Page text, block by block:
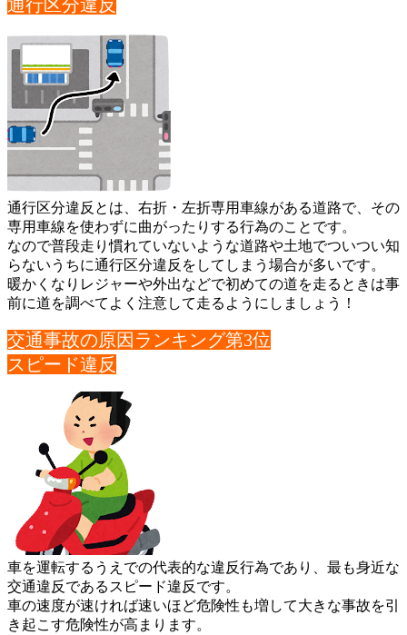
通行区分違反
通行区分違反とは、右折・左折専用車線がある道路で、その
専用車線を使わずに曲がったりする行為のことです。
なので普段走り慣れていないような道路や土地でついつい知
らない うちに通行区分違反をしてしまう場合が多いです。
暖かくなりレジャーや外出などで初めての道を走るときは事
前に道を調べてよく注意して走るようにしましょう！
交通事故の原因ランキング第3位
スピード違反
車を運転するうえでの代表的な違反行為であり、最も身近な
交通違反であるスピード違反です。
車の速度が速ければ速いほど危険性も増して大きな事故を引
き起こ す危険性が高まります。